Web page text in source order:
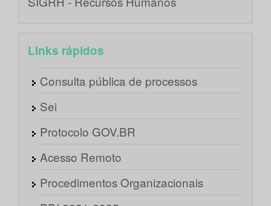
Links rápidos
Consulta pública de processos
Sei
Protocolo GOV.BR
Acesso Remoto
Procedimentos Organizacionais